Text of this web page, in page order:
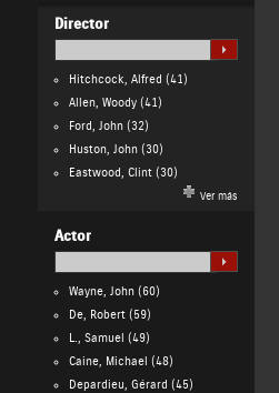
Director
Hitchcock, Alfred (41)
Allen, Woody(41)
Ford, John(32)
Huston, John(30)
Eastwood, Clint(30)
Ver más
Actor
Wayne, John(60)
De, Robert(59)
L., Samuel (49)
Caine, Michael (48)
Depardieu, Gérard (45)